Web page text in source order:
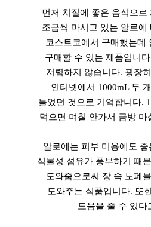
먼저 치질에 좋은 음식으로
조금씩 마시고 있는 알로에
코스트코에서 구매했는데
구매할 수 있는 제품입니
저렴하지 않습니다. 굉장
인터넷에서 1000mL 두
들었던 것으로 기억합니다.
먹으면 며칠 안가서 금방 마
알로에는 피부 미용에도
식물성 섬유가 풍부하기 때
도와줌으로써 장 속 노폐
도와주는 식품입니다. 또
도움을 줄 수 있다